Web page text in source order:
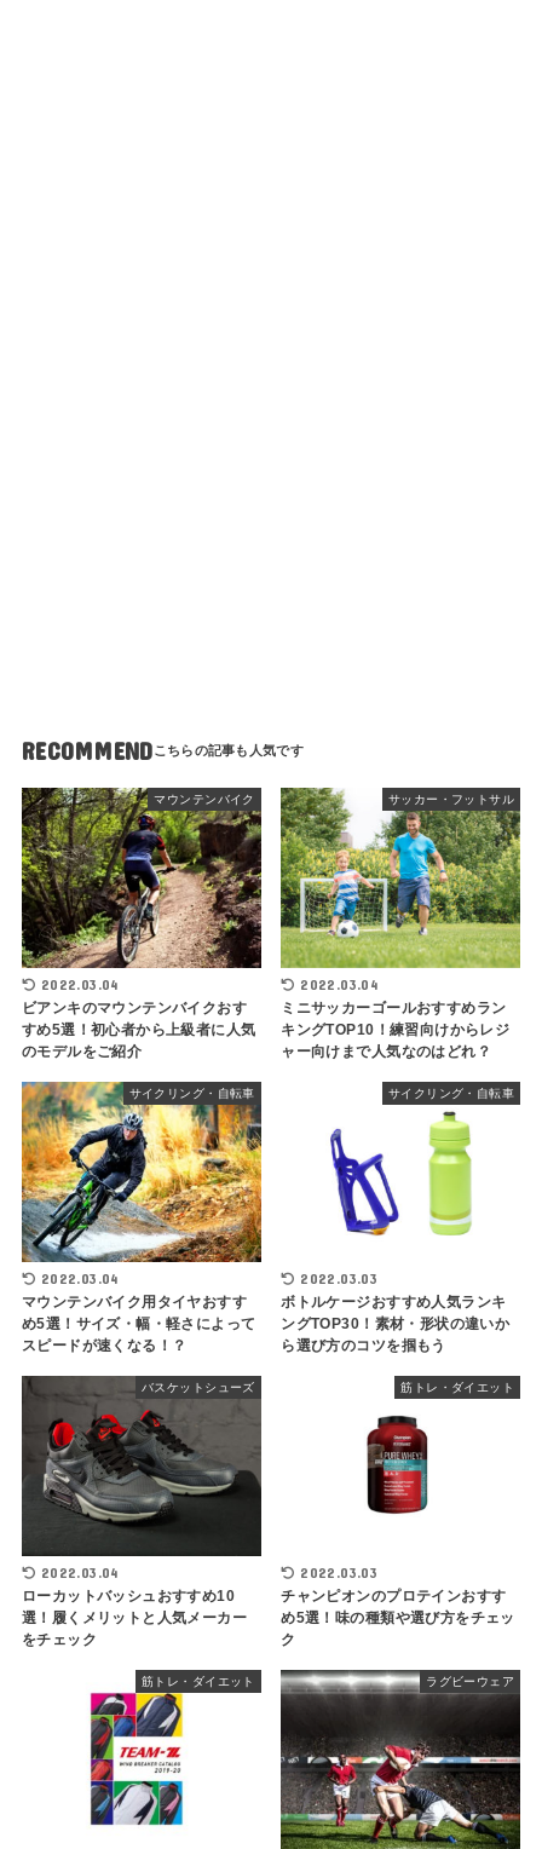
RECOMMEND
マウンテンバイク
2022.03.04
ビアンキのマウンテンバイクおす
すめ5選！初心者から上級者に人気
のモデルをご紹介
サッカー・フットサル
2022.03.04
ミニサッカーゴールおすすめラン
キングTOP10！練習向けからレジ
ャー向けまで人気なのはどれ？
サイクリング・自転車
2022.03.04
マウンテンバイク用タイヤおすす
め5選！サイズ・幅・軽さによって
スピードが速くなる！？
サイクリング・自転車
2022.03.03
ボトルケージおすすめ人気ランキ
ングTOP30！素材・形状の違いか
ら選び方のコツを掴もう
バスケットシューズ
2022.03.04
ローカットバッシュおすすめ10
選！履くメリットと人気メーカー
をチェック
筋トレ・ダイエット
2022.03.03
チャンピオンのプロテインおすす
め5選！味の種類や選び方をチェッ
ク
筋トレ・ダイエット ラグビーウェア